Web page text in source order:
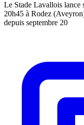
Le Stade Lavallois lance
20h45 à Rodez
depuis septembre 20